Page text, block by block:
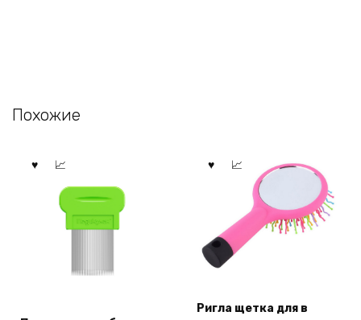
Похожие
Ригла щетка для в